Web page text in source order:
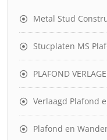
Metal Stud
Stucplaten MS
PLAFOND
Verlaagd Plafond
Plafond en